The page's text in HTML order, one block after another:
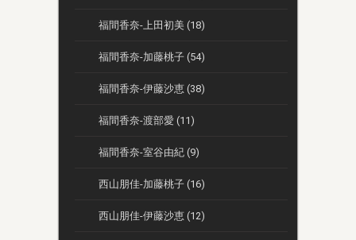
福間香奈-上田初美 (18)
福間香奈-加藤桃子 (54)
福間香奈-伊藤沙恵 (38)
福間香奈-渡部愛 (11)
福間香奈-室谷由紀 (9)
西山朋佳-加藤桃子 (16)
西山朋佳-伊藤沙恵 (12)